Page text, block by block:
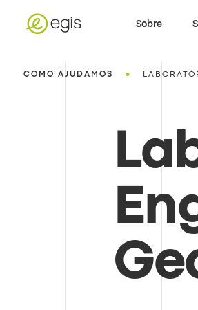
Sobre
COMO AJUDAMOS •